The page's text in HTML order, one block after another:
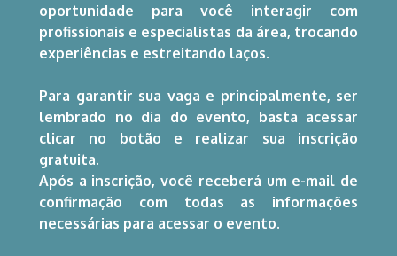
oportunidade para você interagir com
profissionais e especialistas da área, trocando
experiências e estreitando laços.
Para garantir sua vaga e principalmente, ser
lembrado no dia do evento, basta acessar
clicar no botão e realizar sua inscrição
gratuita.
Após a inscrição, você receberá um e-mail de
confirmação com todas as informações
necessárias para acessar o evento.